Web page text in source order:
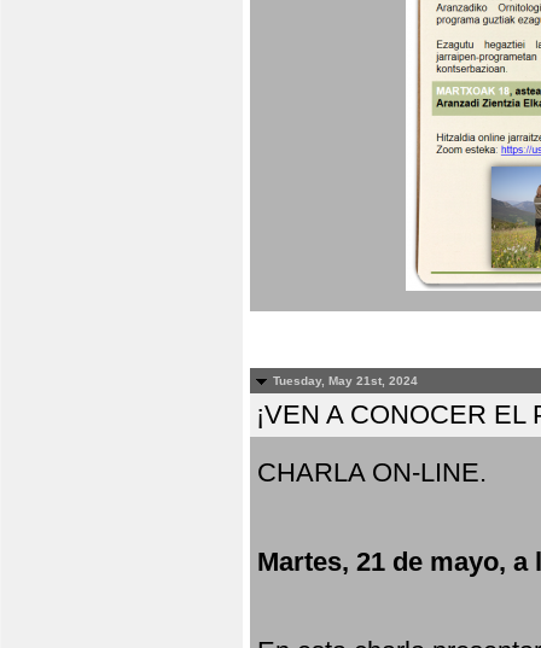
Tuesday, May 21st, 2024
¡VEN A CONOCER
CHARLA ON-LINE.
Martes, 21 de mayo, a